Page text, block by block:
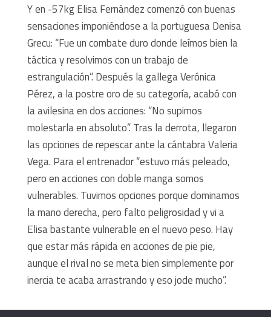
Y en -57kg Elisa Fernández comenzó con buenas
sensaciones imponiéndose a la portuguesa Denisa
Grecu: “Fue un combate duro donde leímos bien la
táctica y resolvimos con un trabajo de
estrangulación”. Después la gallega Verónica
Pérez, a la postre oro de su categoría, acabó con
la avilesina en dos acciones: “No supimos
molestarla en absoluto”. Tras la derrota, llegaron
las opciones de repescar ante la cántabra Valeria
Vega. Para el entrenador “estuvo más peleado,
pero en acciones con doble manga somos
vulnerables. Tuvimos opciones porque dominamos
la mano derecha, pero falto peligrosidad y vi a
Elisa bastante vulnerable en el nuevo peso. Hay
que estar más rápida en acciones de pie pie,
aunque el rival no se meta bien simplemente por
inercia te acaba arrastrando y eso jode mucho”.